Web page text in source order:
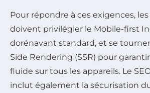
Pour répondre à ces exigences,
doivent privilégier le Mobile-first
dorénavant standard, et se
Side Rendering (SSR) pour
fluide sur tous les appareils. Le
inclut également la sécurisation